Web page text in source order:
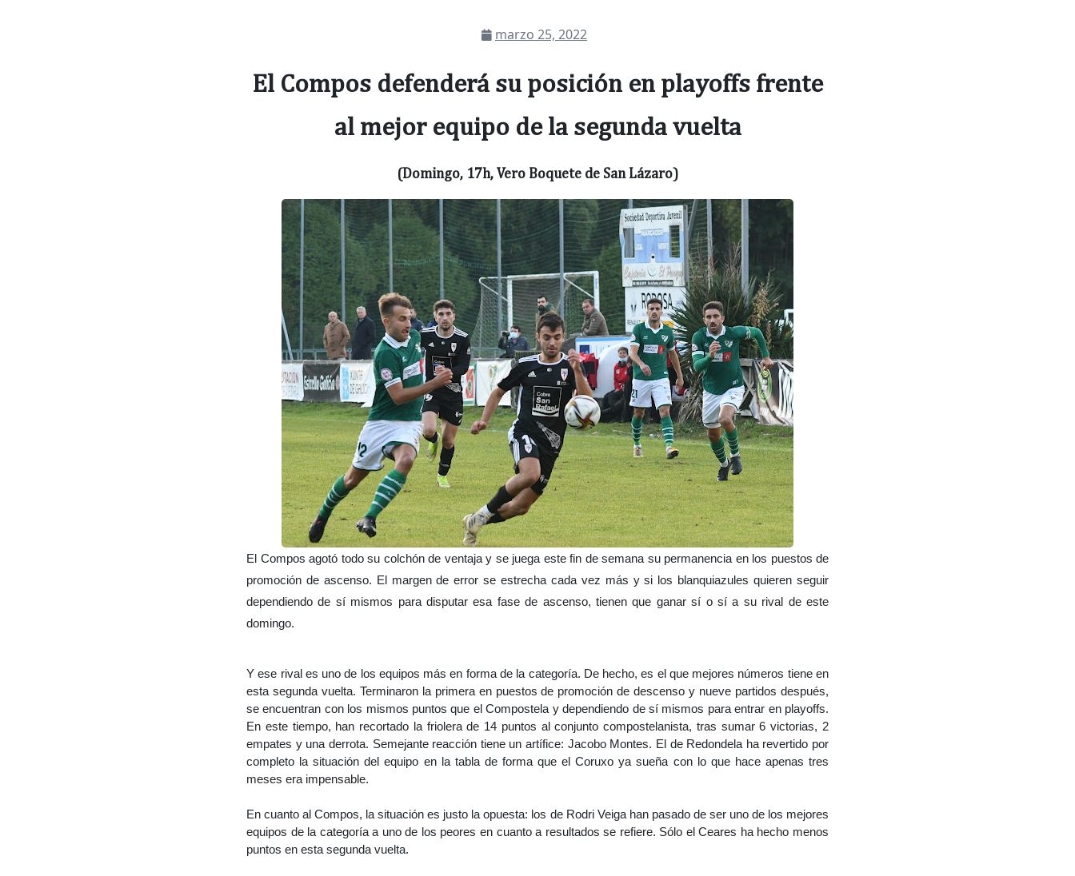
marzo 25, 2022
El Compos defenderá su posición en playoffs frente
al mejor equipo de la segunda vuelta
(Domingo, 17h, Vero Boquete de San Lázaro)
El Compos agotó todo su colchón de ventaja y se juega este fin de semana su permanencia en los puestos de
promoción de ascenso. El margen de error se estrecha cada vez más y si los blanquiazules quieren seguir
dependiendo de sí mismos para disputar esa fase de ascenso, tienen que ganar sí o sí a su rival de este
domingo.
Y ese rival es uno de los equipos más en forma de la categoría. De hecho, es el que mejores números tiene en
esta segunda vuelta. Terminaron la primera en puestos de promoción de descenso y nueve partidos después,
se encuentran con los mismos puntos que el Compostela y dependiendo de sí mismos para entrar en playoffs.
En este tiempo, han recortado la friolera de 14 puntos al conjunto compostelanista, tras sumar 6 victorias, 2
empates y una derrota. Semejante reacción tiene un artífice: Jacobo Montes. El de Redondela ha revertido por
completo la situación del equipo en la tabla de forma que el Coruxo ya sueña con lo que hace apenas tres
meses era impensable.
En cuanto al Compos, la situación es justo la opuesta: los de Rodri Veiga han pasado de ser uno de los mejores
equipos de la categoría a uno de los peores en cuanto a resultados se refiere. Sólo el Ceares ha hecho menos
puntos en esta segunda vuelta.